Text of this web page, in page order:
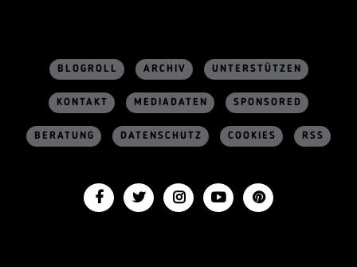
BLOGROLL ARCHIV UNTERSTÜTZEN
KONTAKT MEDIADATEN SPONSORED
BERATUNG DATENSCHUTZ COOKIES RSS